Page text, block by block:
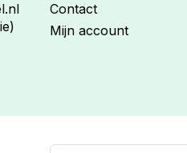
Contact
Mijn account